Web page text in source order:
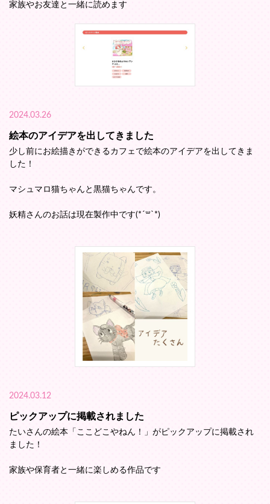
家族やお友達と一緒に読めます
2024.03.26
絵本のアイデアを出してきました
少し前にお絵描きができるカフェで絵本のアイデアを出してきま
した！
マシュマロ猫ちゃんと黒猫ちゃんです。
妖精さんのお話は現在製作中です(*´꒳`*)
2024.03.12
ピックアップに掲載されました
たいさんの絵本「ここどこやねん！」がピックアップに掲載され
ました！
家族や保育者と一緒に楽しめる作品です